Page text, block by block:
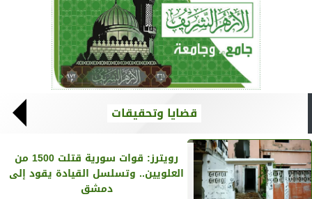
قضايا وتحقيقات
رويترز‏: قوات سورية قتلت 1500 من
العلويين.. وتسلسل القيادة يقود إلى
دمشق